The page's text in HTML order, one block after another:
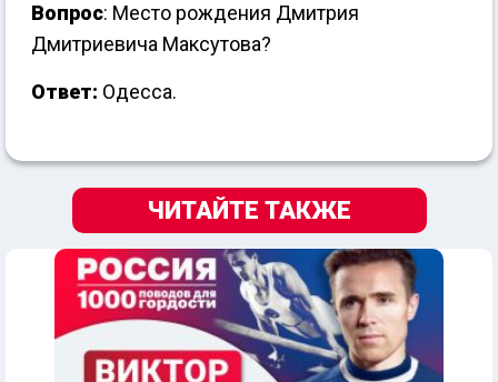
Вопрос: Место рождения Дмитрия
Дмитриевича Максутова?
Ответ: Одесса.
ЧИТАЙТЕ ТАКЖЕ